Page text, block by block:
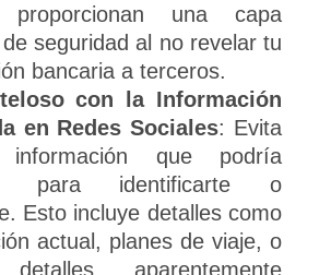
proporcionan una capa
seguridad al no revelar tu
bancaria a terceros.
con la Información
en Redes Sociales: Evita
información que podría
para identificarte o
Esto incluye detalles como
actual, planes de viaje, o
aparentemente